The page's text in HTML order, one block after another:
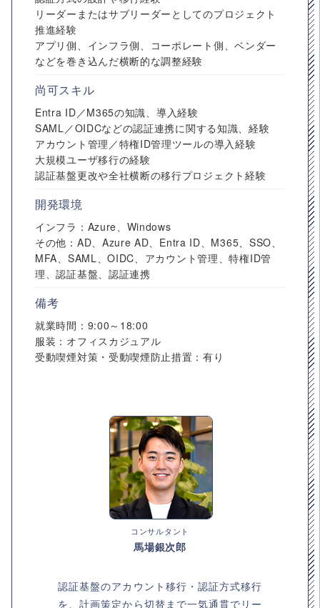
リーダーまたはサブリーダーとしてのプロジェクト
推進経験
アプリ側、インフラ側、コーポレート側、ベンダー
などを巻き込んだ横断的な調整経験
尚可スキル
Entra ID／M365の知識、導入経験
SAML／OIDCなどの認証連携に関する知識、経験
アカウント管理／特権ID管理ツールの導入経験
大規模ユーザ移行の経験
認証基盤更改や全社横断の移行プロジェクト経験
開発環境
インフラ：Azure、Windows
その他：AD、Azure AD、Entra ID、M365、SSO、
MFA、SAML、OIDC、アカウント管理、特権ID管
理、認証基盤、認証連携
備考
就業時間：9:00～18:00
服装：オフィスカジュアル
受動喫煙対策・受動喫煙防止措置：有り
コンサルタント
馬場銀次郎
認証基盤のアカウント移行・認証方式移行
を、計画策定から切替まで一気通貫でリー